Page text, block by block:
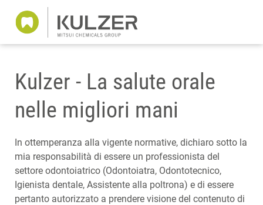
Kulzer - La salute orale
nelle migliori mani
In ottemperanza alla vigente normative, dichiaro sotto la
mia responsabilità di essere un professionista del
settore odontoiatrico (Odontoiatra, Odontotecnico,
Igienista dentale, Assistente alla poltrona) e di essere
pertanto autorizzato a prendere visione del contenuto di